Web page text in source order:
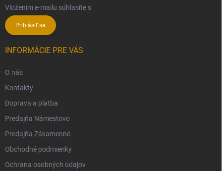
Vložením e-mailu súhlasíte s
Prihlásiť sa
INFORMÁCIE PRE VÁS
O nás
Kontakty
Doprava a platba
Predajňa Námestovo
Predajňa Zákamenné
Obchodné podmienky
Ochrana osobných údajov